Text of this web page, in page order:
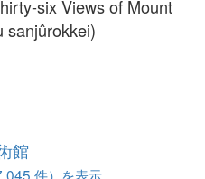
six Views of Mount
sanjûrokkei)
館
件）を表示...